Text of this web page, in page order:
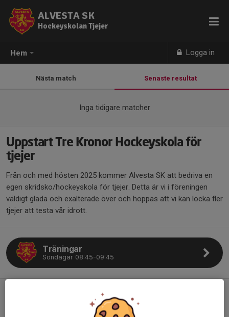
Hem Logga in
ALVESTA SK
Hockeyskolan Tjejer
Nästa match Senaste resultat
Inga tidigare matcher
Uppstart Tre Kronor Hockeyskola för
tjejer
Från och med hösten 2025 kommer Alvesta SK att bedriva en
egen skridsko/hockeyskola för tjejer. Detta är vi i föreningen
väldigt glada och exalterade över och hoppas att vi kan locka fler
tjejer att testa vår idrott.
Träningar
Söndagar 08:45-09:45
Anmäl ditt barn till Hockeyskolan
Tjejer födda 2018-2021